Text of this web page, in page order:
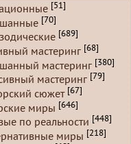
[51]
[70]
[689]
мастеринг [68]
мастеринг [380]
мастеринг [79]
сюжет [67]
миры [646]
по реальности [448]
миры [218]